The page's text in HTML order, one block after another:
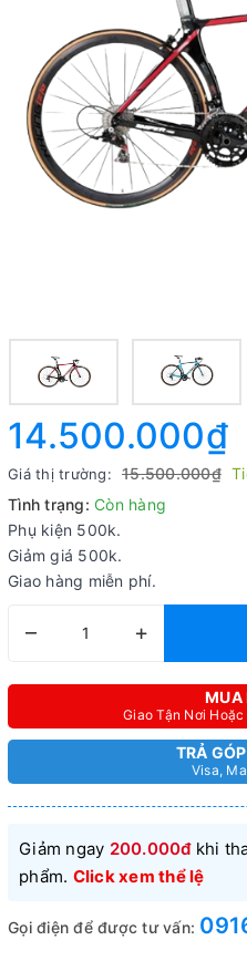
14.500.000₫
Giá thị trường: 15.500.000₫
Tình trạng: Còn hàng
Phụ kiện 500k.
Giảm giá 500k.
Giao hàng miễn phí.
– +
MUA
Giao Tận Nơi
TRẢ
Visa,
Giảm ngay 200.000đkhi
phẩm. Click xem thể lệ
Gọi điện để được tư vấn: